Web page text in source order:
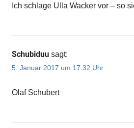
Ich schlage Ulla Wacker vor – so
Schubiduu sagt:
5. Januar 2017 um 17:32 Uhr
Olaf Schubert